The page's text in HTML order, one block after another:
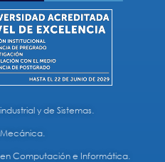
y de Sistemas.
Computación e Informática.